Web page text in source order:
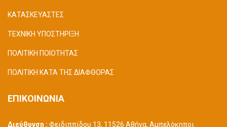
ΚΑΤΑΣΚΕΥΑΣΤΕΣ
ΤΕΧΝΙΚΗ ΥΠΟΣΤΗΡΙΞΗ
ΠΟΛΙΤΙΚΗ ΠΟΙΟΤΗΤΑΣ
ΠΟΛΙΤΙΚΗ ΚΑΤΑ ΤΗΣ ΔΙΑΦΘΟΡΑΣ
ΕΠΙΚΟΙΝΩΝΙΑ
Διεύθυνση : Φειδιππίδου 13, 11526 Αθήνα, Αμπελόκηποι